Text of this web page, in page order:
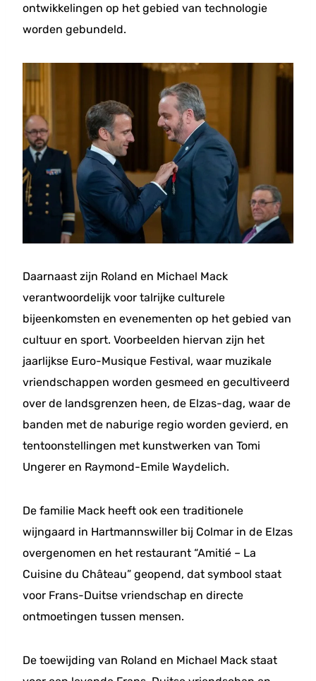
ontwikkelingen op het gebied van technologie
worden gebundeld.
Daarnaast zijn Roland en Michael Mack
verantwoordelijk voor talrijke culturele
bijeenkomsten en evenementen op het gebied van
cultuur en sport. Voorbeelden hiervan zijn het
jaarlijkse Euro-Musique Festival, waar muzikale
vriendschappen worden gesmeed en gecultiveerd
over de landsgrenzen heen, de Elzas-dag, waar de
banden met de naburige regio worden gevierd, en
tentoonstellingen met kunstwerken van Tomi
Ungerer en Raymond-Emile Waydelich.
De familie Mack heeft ook een traditionele
wijngaard in Hartmannswiller bij Colmar in de Elzas
overgenomen en het restaurant “Amitié – La
Cuisine du Château” geopend, dat symbool staat
voor Frans-Duitse vriendschap en directe
ontmoetingen tussen mensen.
De toewijding van Roland en Michael Mack staat